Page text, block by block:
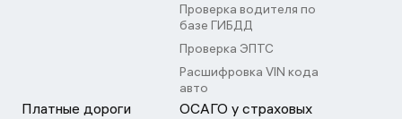
Проверка водителя по
базе ГИБДД
Проверка ЭПТС
Расшифровка VIN кода
авто
Платные дороги ОСАГО у страховых